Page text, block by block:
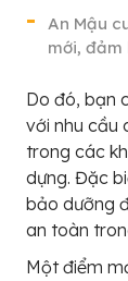
An Mậu
mới, đảm
Do đó, bạn
với nhu cầu
trong các
dựng. Đặc
bảo dưỡng
an toàn
Một điểm